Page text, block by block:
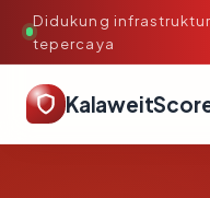
Didukung infrastruktur
tepercaya